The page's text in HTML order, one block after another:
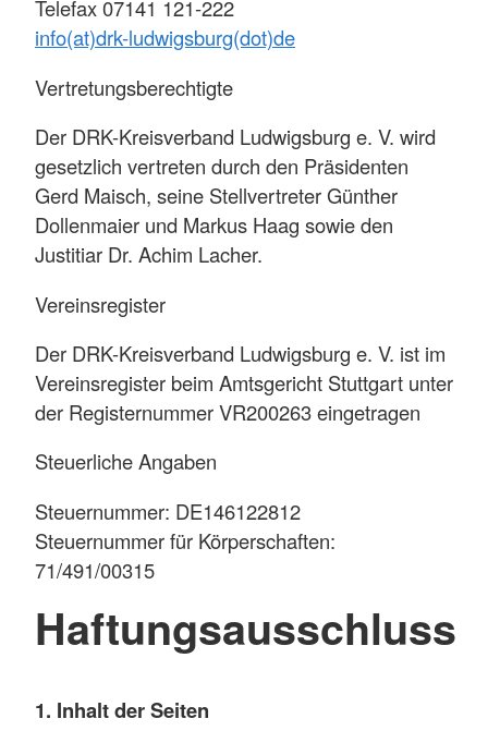
Telefax 07141 121-222
info(at)drk-ludwigsburg(dot)de
Vertretungsberechtigte
Der DRK-Kreisverband Ludwigsburg e. V. wird
gesetzlich vertreten durch den Präsidenten
Gerd Maisch, seine Stellvertreter Günther
Dollenmaier und Markus Haag sowie den
Justitiar Dr. Achim Lacher.
Vereinsregister
Der DRK-Kreisverband Ludwigsburg e. V. ist im
Vereinsregister beim Amtsgericht Stuttgart unter
der Registernummer VR200263 eingetragen
Steuerliche Angaben
Steuernummer: DE146122812
Steuernummer für Körperschaften:
71/491/00315
Haftungsausschluss
1. Inhalt der Seiten